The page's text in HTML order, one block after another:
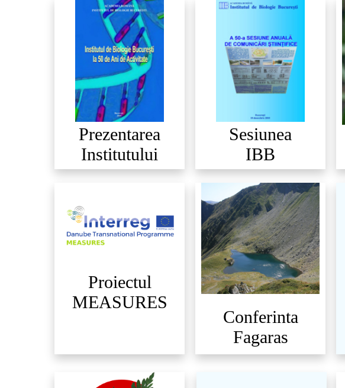
Prezentarea
Institutului
Sesiunea
IBB
Proiectul
MEASURES
Conferinta
Fagaras